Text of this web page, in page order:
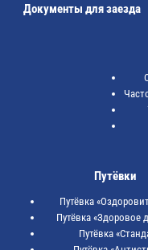
Документы для заезда
Путёвки
Путёвка
Путёвка «Здоровое
Путёвка